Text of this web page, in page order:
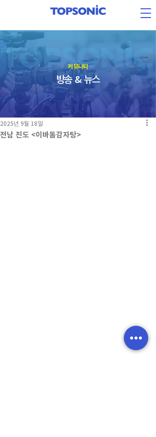
​커뮤니티
방송 & 뉴스
전남 진도 <이바돔감자탕>
2025년 9월 18일